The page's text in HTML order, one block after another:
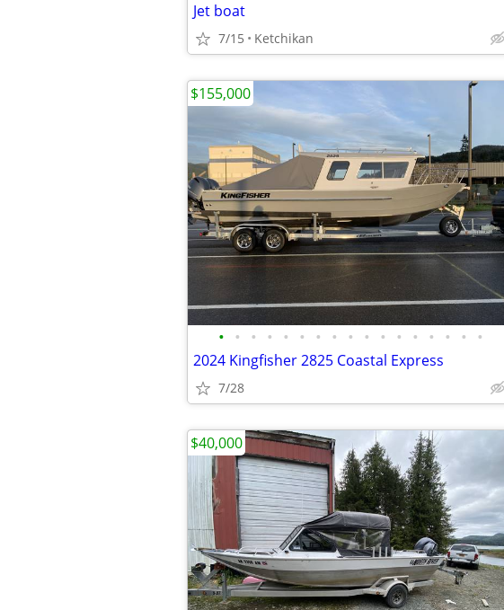
Jet boat
7/15 Ketchikan
• • • • • • • • • • • • • • • • •
2024 Kingfisher 2825 Coastal Express
7/28
$155,000
$40,000